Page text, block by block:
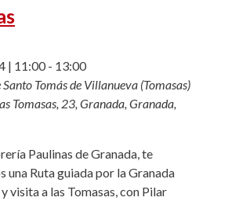
| 11:00- 13:00
Tomás de Villanueva (Tomasas)
Tomasas, 23, Granada, Granada,
Paulinas de Granada, te
una Ruta guiada por la Granada
visita a las Tomasas, con Pilar